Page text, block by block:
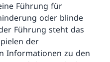
Führung für
oder blinde
Führung steht das
der
Informationen zu den